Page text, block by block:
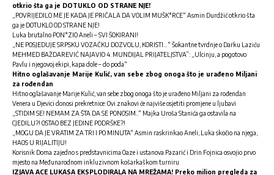
otkrio šta ga je DOTUKLO OD STRANE NJE!
„POVRIJEDILO ME JE KADA JE PRIČALA DA VOLIM MUŠK*RCE“ Asmin Durdžić otkrio šta
ga je DOTUKLO OD STRANE NJE!
Luka brutalno PON*ZIO Aneli – SVI ŠOKIRANI!
„NE POSJEDUJE SRPSKU VOZAČKU DOZVOLU, KORISTI…“ Šokantne tvrdnje o Darku Laziću
MEHMED BAŽDAREVIĆ NAJAVIO 4. MUNDIJAL PRIJATELJSTVA”: „Ulcinju, a pogotovo
Pavlu i njegovoj ekipi, kapa dole – do poda“
Hitno oglašavanje Marije Kulić, van sebe zbog onoga što je urađeno Miljani
za rođendan
Hitno oglašavanje Marije Kulić, van sebe zbog onoga što je urađeno Miljani za rođendan
Venera u Djevici donosi prekretnice: Ovi znakovi će najviše osjetiti promjene u ljubavi
„STIDIM SE! NEMAM ZA ŠTA DA SE PONOSIM..“ Majka Uroša Stanića ga ostavila na
CJEDILU?! OSTAO BEZ JEDINE PODRŠKE?!
„MOGU DA JE VRATIM ZA TRI I PO MINUTA“ Asmin raskrinkao Aneli, Luka skočio na njega,
HAOS U RIJALITIJU!
Korisnik Doma zajedno s predstavnicima Oaze i ustanova Pazarić i Drin Fojnica osvojio prvo
mjesto na Međunarodnom inkluzivnom košarkaškom turniru
IZJAVA ACE LUKASA EKSPLODIRALA NA MREŽAMA! Preko milion pregleda za